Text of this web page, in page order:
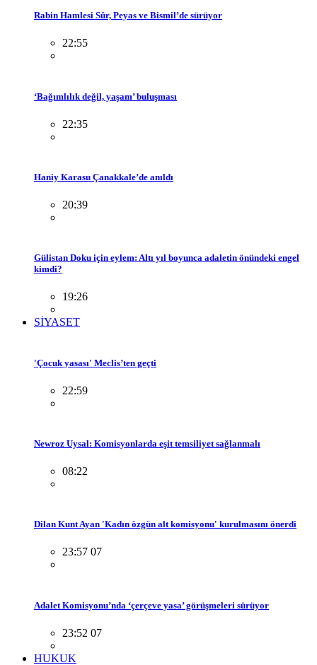
Rabin Hamlesi Sûr, Peyas ve Bismil’de sürüyor
22:55
‘Bağımlılık değil, yaşam’ buluşması
22:35
Haniy Karasu Çanakkale’de anıldı
20:39
Gülistan Doku için eylem: Altı yıl boyunca adaletin önündeki engel
kimdi?
19:26
SİYASET
'Çocuk yasası' Meclis’ten geçti
22:59
Newroz Uysal: Komisyonlarda eşit temsiliyet sağlanmalı
08:22
Dilan Kunt Ayan 'Kadın özgün alt komisyonu' kurulmasını önerdi
23:57 07
Adalet Komisyonu’nda ‘çerçeve yasa’ görüşmeleri sürüyor
23:52 07
HUKUK